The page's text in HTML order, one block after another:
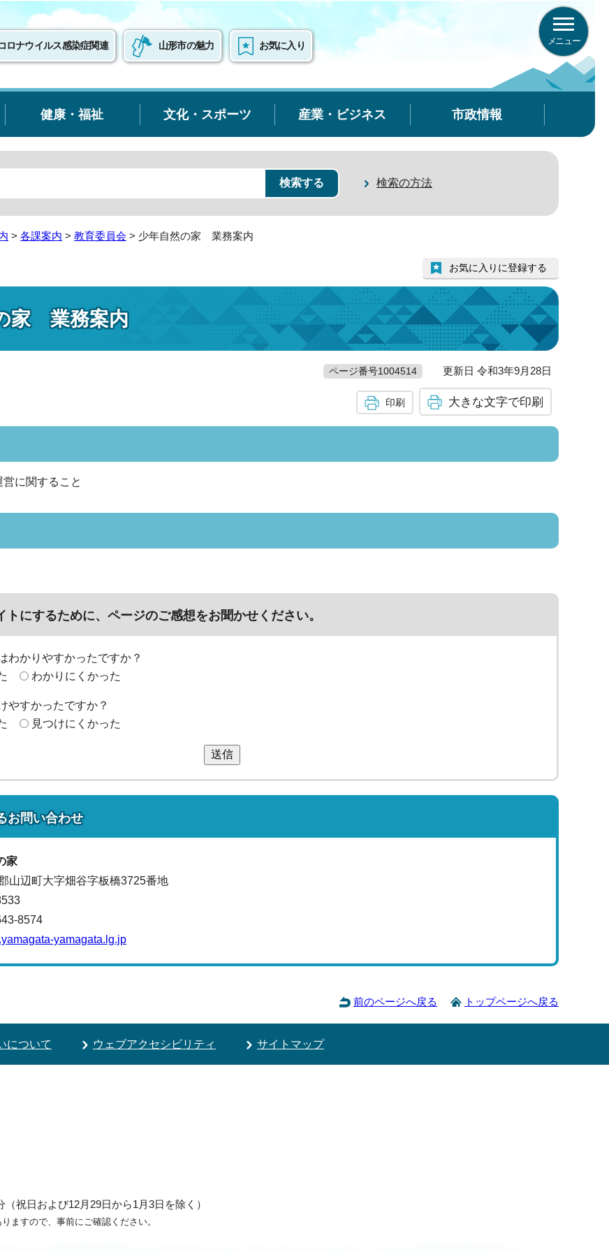
ロナウイルス感染症関連 山形市の魅力 お気に入り メニュー
健康・福祉 文化・スポーツ 産業・ビジネス 市政情報
検索の方法
> 各課案内 > 教育委員会 > 少年自然の家 業務案内
家 業務案内
お気に入りに登録する
ページ番号1004514 更新日 令和3年9月28日
印刷 大きな文字で印刷
に関すること
トにするために、ページのご感想をお聞かせください。
わかりやすかったですか？
わかりにくかった
やすかったですか？
見つけにくかった
送信
お問い合わせ
家
山辺町大字畑谷字板橋3725番地
8574
yamagata.lg.jp
前のページへ戻る トップページへ戻る
について ウェブアクセシビリティ サイトマップ
祝日および12月29日から1月3日を除く）
ますので、事前にご確認ください。